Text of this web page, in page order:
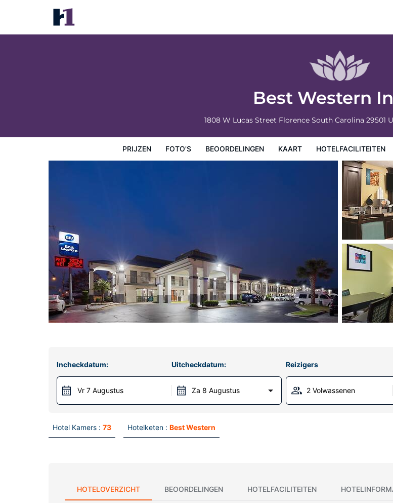
Best Western
1808 W Lucas Street Florence South Carolina 29501
PRIJZEN FOTO'S BEOORDELINGEN KAART HOTELFACILITEITEN
Best Western Inn
Prijzen
Incheckdatum:
Vr 7 Augustus
Uitcheckdatum:
Za 8 Augustus
Reizigers
2 Volwassenen
Hotel Kamers : 73 Hotelketen : Best Western
HOTELOVERZICHT BEOORDELINGEN HOTELFACILITEITEN